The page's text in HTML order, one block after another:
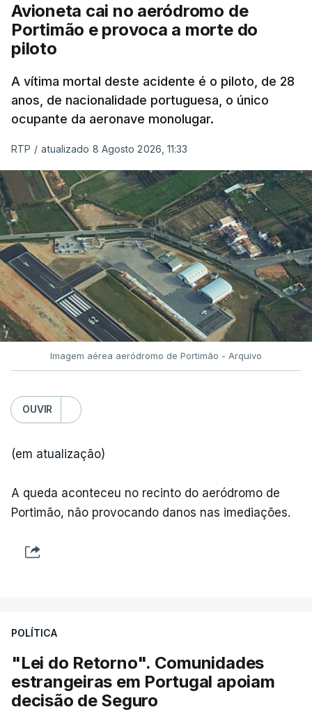
Avioneta cai no aeródromo de
Portimão e provoca a morte do
piloto
A vítima mortal deste acidente é o piloto, de 28
anos, de nacionalidade portuguesa, o único
ocupante da aeronave monolugar.
RTP / atualizado 8 Agosto 2026, 11:33
Imagem aérea aeródromo de Portimão - Arquivo
OUVIR
(em atualização)
A queda aconteceu no recinto do aeródromo de
Portimão, não provocando danos nas imediações.
POLÍTICA
"Lei do Retorno". Comunidades
estrangeiras em Portugal apoiam
decisão de Seguro